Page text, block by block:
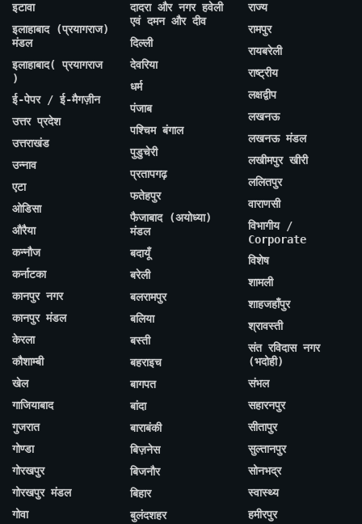
इटावा
इलाहाबाद (प्रयागराज)
मंडल
इलाहाबाद( प्रयागराज
)
ई-पेपर / ई-मैगज़ीन
उत्तर प्रदेश
उत्तराखंड
उन्नाव
एटा
ओडिसा
औरैया
कन्नौज
कर्नाटका
कानपुर नगर
कानपुर मंडल
केरला
कौशाम्बी
खेल
गाजियाबाद
गुजरात
गोण्डा
गोरखपुर
गोरखपुर मंडल
गोवा
दादरा और नगर हवेली
एवं दमन और दीव
दिल्ली
देवरिया
धर्म
पंजाब
पश्चिम बंगाल
पुडुचेरी
प्रतापगढ़
फतेहपुर
फैजाबाद (अयोध्या)
मंडल
बदायूँ
बरेली
बलरामपुर
बलिया
बस्ती
बहराइच
बागपत
बांदा
बाराबंकी
बिज़नेस
बिजनौर
बिहार
बुलंदशहर
राज्य
रामपुर
रायबरेली
राष्ट्रीय
लक्षद्वीप
लखनऊ
लखनऊ मंडल
लखीमपुर खीरी
ललितपुर
वाराणसी
विभागीय /
Corporate
विशेष
शामली
शाहजहाँपुर
श्रावस्ती
संत रविदास नगर
(भदोही)
संभल
सहारनपुर
सीतापुर
सुल्तानपुर
सोनभद्र
स्वास्थ्य
हमीरपुर